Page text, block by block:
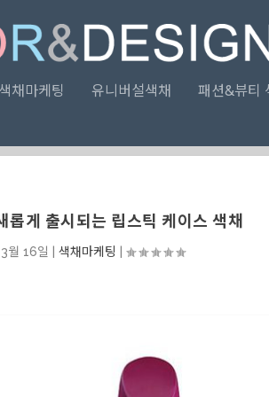
색채마케팅 유니버설색채 패션&뷰티
롭게 출시되는 립스틱 케이스 색채
월 16일 색채마케팅